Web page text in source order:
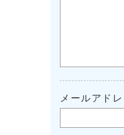
メールアド